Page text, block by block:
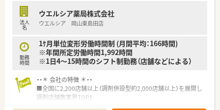
法人
名
ウエルシア薬局株式会社
ウエルシア 岡山東島田店
勤務
時間
1ｹ月単位変形労働時間制 (月間平均：166時間)
※年間所定労働時間1,992時間
※1日4～15時間のシフト制勤務（店舗などによる）
・・＊ 会社の特徴 ＊・・
■全国に2,200店舗以上（調剤併設型約2,000店舗以上）を展開し
調剤店舗数業界TOP！